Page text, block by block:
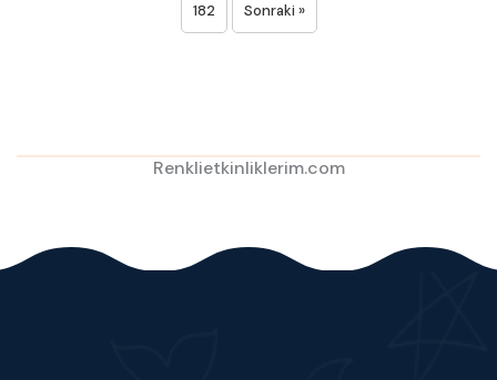
182 Sonraki »
Renklietkinliklerim.com